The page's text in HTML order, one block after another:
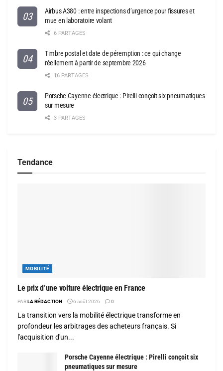
Airbus A380 : entre inspections d’urgence pour fissures et
mue en laboratoire volant
6 PARTAGES
Timbre postal et date de péremption : ce qui change
réellement à partir de septembre 2026
16 PARTAGES
Porsche Cayenne électrique : Pirelli conçoit six pneumatiques
sur mesure
3 PARTAGES
Tendance
MOBILITÉ
Le prix d’une voiture électrique en France
PARLA RÉDACTION 6 août 2026 0
La transition vers la mobilité électrique transforme en
profondeur les arbitrages des acheteurs français. Si
l'acquisition d'un...
Porsche Cayenne électrique : Pirelli conçoit six
pneumatiques sur mesure